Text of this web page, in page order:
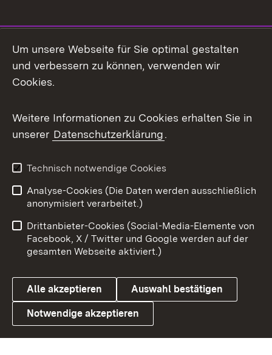
Facebook
X / Twitter
Youtube
Link zum Landesportal
Impressum
Kontakt
Barrierefreiheit
Datenschutz
Cookies
Um unsere Webseite für Sie optimal gestalten
und verbessern zu können, verwenden wir
Cookies.
Weitere Informationen zu Cookies erhalten Sie in
unserer Datenschutzerklärung.
Technisch notwendige Cookies
Analyse-Cookies (Die Daten werden ausschließlich
anonymisiert verarbeitet.)
Drittanbieter-Cookies (Social-Media-Elemente von
Facebook, X / Twitter und Google werden auf der
gesamten Webseite aktiviert.)
Alle akzeptieren Auswahl bestätigen
Notwendige akzeptieren